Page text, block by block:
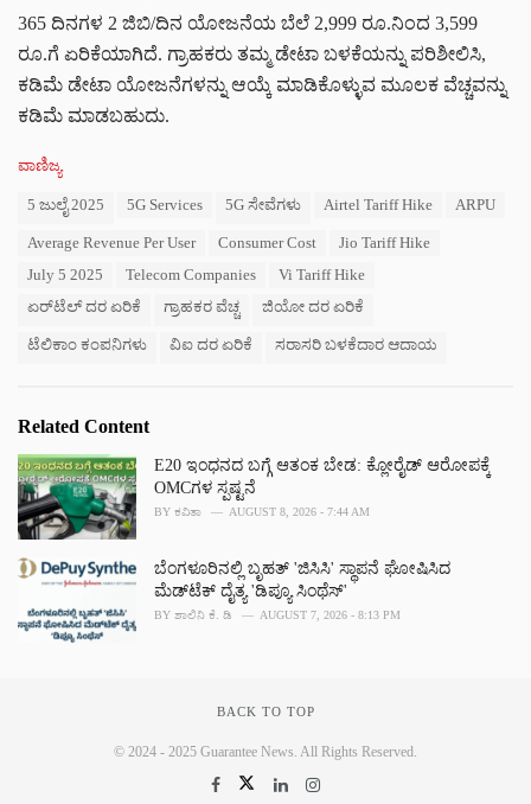
365 ದಿನಗಳ 2 ಜಿಬಿ/ದಿನ ಯೋಜನೆಯ ಬೆಲೆ 2,999 ರೂ.ನಿಂದ 3,599
ರೂ.ಗೆ ಏರಿಕೆಯಾಗಿದೆ. ಗ್ರಾಹಕರು ತಮ್ಮ ಡೇಟಾ ಬಳಕೆಯನ್ನು ಪರಿಶೀಲಿಸಿ,
ಕಡಿಮೆ ಡೇಟಾ ಯೋಜನೆಗಳನ್ನು ಆಯ್ಕೆ ಮಾಡಿಕೊಳ್ಳುವ ಮೂಲಕ ವೆಚ್ಚವನ್ನು
ಕಡಿಮೆ ಮಾಡಬಹುದು.
C
ವಾಣಿಜ್ಯ
5 ಜುಲೈ 2025 5G Services 5G ಸೇವೆಗಳು Airtel Tariff Hike ARPU
Average Revenue Per User Consumer Cost
Jio Tariff Hike
July 5 2025
Telecom Companies
Vi Tariff Hike
ಏರ್‌ಟೆಲ್ ದರ ಏರಿಕೆ
ಗ್ರಾಹಕರ ವೆಚ್ಚ ಜಿಯೋ ದರ ಏರಿಕೆ
ಟೆಲಿಕಾಂ ಕಂಪನಿಗಳು ವಿ‌ಐ ದರ ಏರಿಕೆ ಸರಾಸರಿ ಬಳಕೆದಾರ ಆದಾಯ
Related Content
E20 ಇಂಧನದ ಬಗ್ಗೆ ಆತಂಕ ಬೇಡ: ಕ್ಲೋರೈಡ್ ಆರೋಪಕ್ಕೆ
OMCಗಳ ಸ್ಪಷ್ಟನೆ
BY ಕವಿತಾ AUGUST 8, 2026 - 7:44 AM
ಬೆಂಗಳೂರಿನಲ್ಲಿ ಬೃಹತ್ 'ಜಿಸಿಸಿ' ಸ್ಥಾಪನೆ ಘೋಷಿಸಿದ
ಮೆಡ್‌ಟೆಕ್‌ ದೈತ್ಯ 'ಡಿಪ್ಯೂ ಸಿಂಥೆಸ್'
BY ಶಾಲಿನಿ ಕೆ. ಡಿ AUGUST 7, 2026 - 8:13 PM
BACK TO TOP
© 2024 - 2025 Guarantee News. All Rights Reserved.